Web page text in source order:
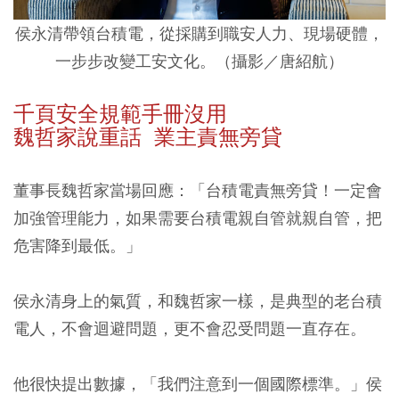
侯永清帶領台積電，從採購到職安人力、現場硬體，
一步步改變工安文化。（攝影／唐紹航）
千頁安全規範手冊沒用
魏哲家說重話 業主責無旁貸
董事長魏哲家當場回應：「台積電責無旁貸！一定會
加強管理能力，如果需要台積電親自管就親自管，把
危害降到最低。」
侯永清身上的氣質，和魏哲家一樣，是典型的老台積
電人，不會迴避問題，更不會忍受問題一直存在。
他很快提出數據，「我們注意到一個國際標準。」侯